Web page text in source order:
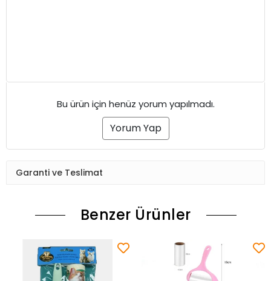
Bu ürün için henüz yorum yapılmadı.
Yorum Yap
Garanti ve Teslimat
Benzer Ürünler